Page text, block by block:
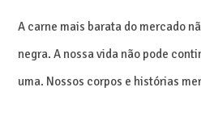
A carne mais barata do mercado
negra. A nossa vida não pode
uma. Nossos corpos e histórias